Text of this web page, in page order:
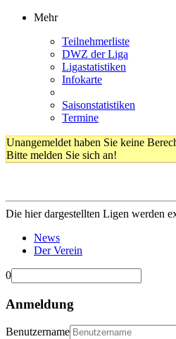
Mehr
Teilnehmerliste
DWZ der Liga
Ligastatistiken
Infokarte
Saisonstatistiken
Termine
Unangemeldet haben Sie keine
Bitte melden Sie sich an!
Die hier dargestellten Ligen werden
News
Der Verein
0
Anmeldung
Benutzername